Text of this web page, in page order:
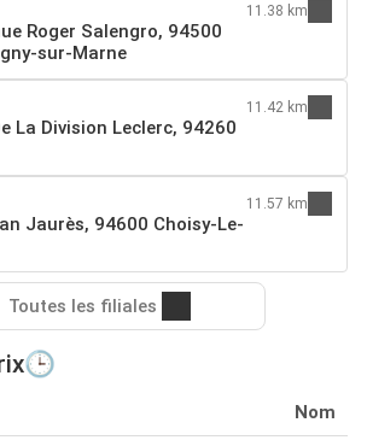
Roger Salengro, 94500
sur-Marne
11.38 km
La Division Leclerc, 94260
11.42 km
Jaurès, 94600 Choisy-Le-
11.57 km
Toutes les filiales
Nom